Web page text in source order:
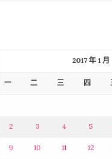
2017 年 1 月
一 二 三 四
2 3 4 5
9 10 11 12